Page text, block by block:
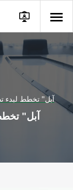
"آبل" تخطط لبدء